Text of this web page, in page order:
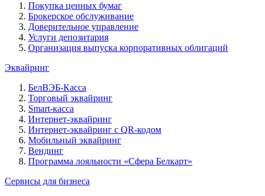
Покупка ценных бумаг
Брокерское обслуживание
Доверительное управление
Услуги депозитария
Организация выпуска корпоративных облигаций
Эквайринг
БелВЭБ-Касса
Торговый эквайринг
Smart-касса
Интернет-эквайринг
Интернет-эквайринг с QR-кодом
Мобильный эквайринг
Вендинг
Программа лояльности «Сфера Белкарт»
Сервисы для бизнеса